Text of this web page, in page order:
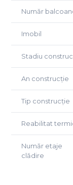
Număr
Imobil
Stadiu
An construcție
Tip construcție
Reabilitat
Număr etaje
clădire